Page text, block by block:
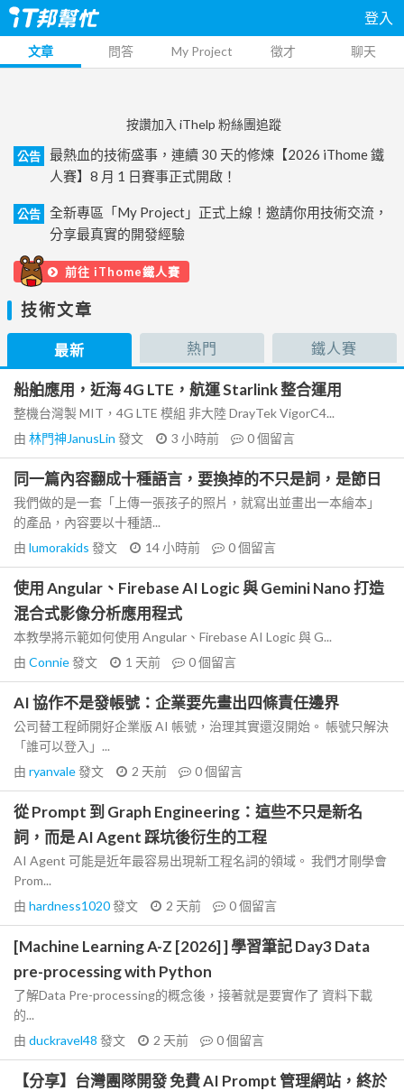
登入
文章 問答 My Project 徵才 聊天
按讚加入 iThelp 粉絲團追蹤
公告
最熱血的技術盛事，連續 30 天的修煉【2026 iThome 鐵
人賽】8 月 1 日賽事正式開啟！
公告
全新專區「My Project」正式上線！邀請你用技術交流，
分享最真實的開發經驗
前往 iThome鐵人賽
技術文章
最新 熱門 鐵人賽
船舶應用，近海 4G LTE，航運 Starlink 整合運用
整機台灣製 MIT，4G LTE 模組 非大陸 DrayTek VigorC4...
由 林門神JanusLin 發文 3 小時前 0個留言
同一篇內容翻成十種語言，要換掉的不只是詞，是節日
我們做的是一套「上傳一張孩子的照片，就寫出並畫出一本繪本」
的產品，內容要以十種語...
由 lumorakids 發文 14 小時前 0個留言
使用 Angular、Firebase AI Logic 與 Gemini Nano 打造
混合式影像分析應用程式
本教學將示範如何使用 Angular、Firebase AI Logic 與 G...
由 Connie發文 1 天前 0個留言
AI 協作不是發帳號：企業要先畫出四條責任邊界
公司替工程師開好企業版 AI 帳號，治理其實還沒開始。 帳號只解決
「誰可以登入」...
由 ryanvale發文 2 天前 0個留言
從 Prompt 到 Graph Engineering：這些不只是新名
詞，而是 AI Agent 踩坑後衍生的工程
AI Agent 可能是近年最容易出現新工程名詞的領域。 我們才剛學會
Prom...
由 hardness1020發文 2 天前 0個留言
[Machine Learning A-Z [2026] ] 學習筆記 Day3 Data
pre-processing with Python
了解Data Pre-processing的概念後，接著就是要實作了 資料下載
的...
由 duckravel48 發文 2 天前 0個留言
【分享】台灣團隊開發 免費 AI Prompt 管理網站，終於